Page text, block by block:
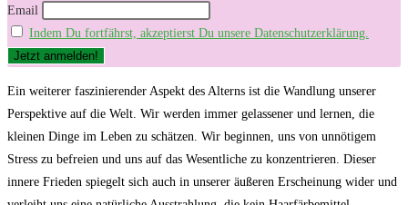
Email
Indem Du fortfährst, akzeptierst Du unsere Datenschutzerklärung.
Ein weiterer faszinierender Aspekt des ​Alterns ist die ⁣Wandlung unserer⁢
Perspektive auf die Welt.⁣ Wir werden immer gelassener ⁤und lernen, die
kleinen Dinge im Leben zu⁢ schätzen. Wir beginnen, uns von unnötigem
Stress⁢ zu befreien und uns auf das Wesentliche zu konzentrieren. Dieser‌
innere Frieden spiegelt sich ⁣auch in unserer äußeren Erscheinung wider und